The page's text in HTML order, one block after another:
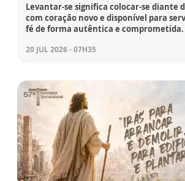
Levantar-se significa colocar-se diante
com coração novo e disponível para
fé de forma autêntica e comprometida.
20 JUL 2026 - 07H35